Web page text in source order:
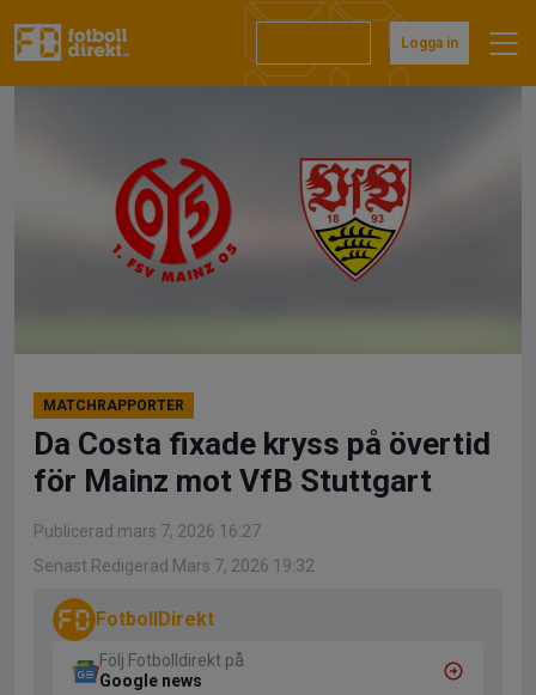
till
Logga in
MATCHRAPPORTER
Da Costa fixade kryss på övertid
för Mainz mot VfB Stuttgart
Publicerad mars 7, 2026 16:27
Senast Redigerad Mars 7, 2026 19:32
FotbollDirekt
Följ Fotbolldirekt på
Google news